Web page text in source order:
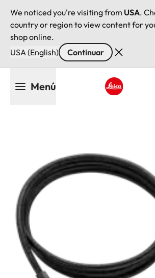
We noticed you're visiting from USA.
country or region to view content for
shop online.
USA (English)
Continuar
Menú